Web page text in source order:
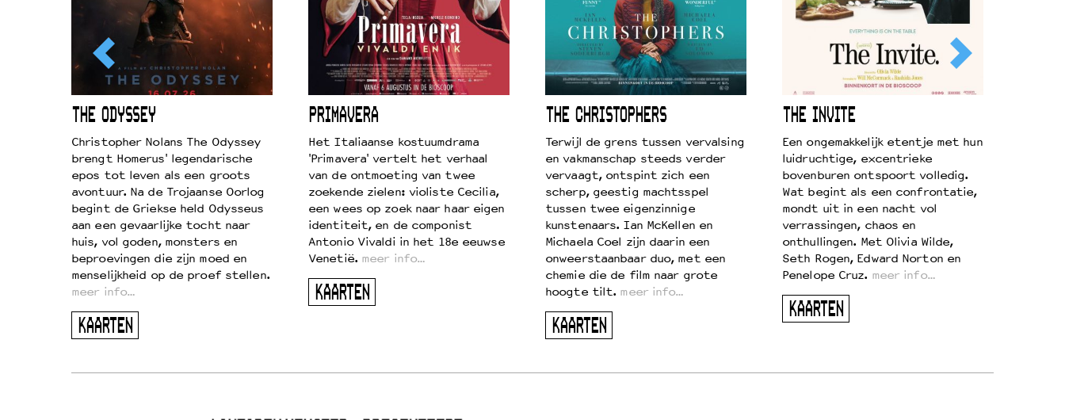
THE ODYSSEY
Christopher Nolans The Odyssey
brengt Homerus' legendarische
epos tot leven als een groots
avontuur. Na de Trojaanse Oorlog
begint de Griekse held Odysseus
aan een gevaarlijke tocht naar
huis, vol goden, monsters en
beproevingen die zijn moed en
menselijkheid op de proef stellen.
meer info…
KAARTEN
PRIMAVERA
Het Italiaanse kostuumdrama
'Primavera' vertelt het verhaal
van de ontmoeting van twee
zoekende zielen: violiste Cecilia,
een wees op zoek naar haar eigen
identiteit, en de componist
Antonio Vivaldi in het 18e eeuwse
Venetië. meer info…
KAARTEN
THE CHRISTOPHERS
Terwijl de grens tussen vervalsing
en vakmanschap steeds verder
vervaagt, ontspint zich een
scherp, geestig machtsspel
tussen twee eigenzinnige
kunstenaars. Ian McKellen en
Michaela Coel zijn daarin een
onweerstaanbaar duo, met een
chemie die de film naar grote
hoogte tilt. meer info…
KAARTEN
THE INVITE
Een ongemakkelijk etentje met hun
luidruchtige, excentrieke
bovenburen ontspoort volledig.
Wat begint als een confrontatie,
mondt uit in een nacht vol
verrassingen, chaos en
onthullingen. Met Olivia Wilde,
Seth Rogen, Edward Norton en
Penelope Cruz. meer info…
KAARTEN